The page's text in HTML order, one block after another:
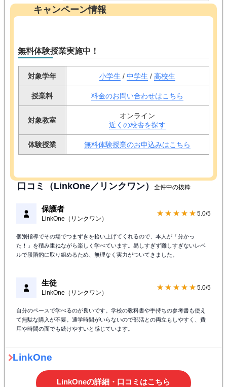
キャンペーン情報
無料体験授業実施中！
対象学年 小学生 / 中学生 / 高校生
授業料 料金のお問い合わせはこちら
対象教室
オンライン
近くの校舎を探す
体験授業 無料体験授業のお申込みはこちら
口コミ（LinkOne／リンクワン） 全件中の抜粋
保護者
LinkOne（リンクワン）
★★★★★ 5.0/5
個別指導でその場でつまずきを拾い上げてくれるので、本人が「分かっ
た！」を積み重ねながら楽しく学べています。易しすぎず難しすぎないレベ
ルで段階的に取り組めるため、無理なく実力がついてきました。
生徒
LinkOne（リンクワン）
★★★★★ 5.0/5
自分のペースで学べるのが良いです。学校の教科書や手持ちの参考書も使え
て無駄な購入が不要。通学時間がいらないので部活との両立もしやすく、費
用や時間の面でも続けやすいと感じています。
LinkOne
LinkOneの詳細・口コミはこちら